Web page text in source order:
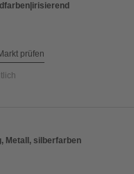
prüfen
Metall, silberfarben